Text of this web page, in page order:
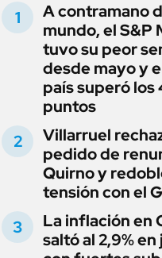
A contramano
mundo, el S&P
tuvo su peor
desde mayo y
país superó los
puntos
Villarruel
pedido de
Quirno y
tensión con el
La inflación en
saltó al 2,9% en